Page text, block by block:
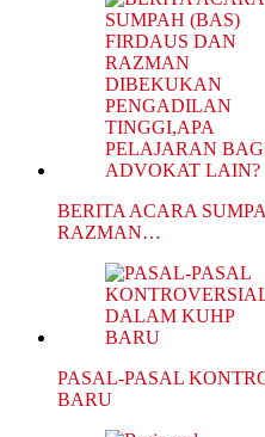
BERITA ACARA
RAZMAN…
PASAL-PASAL
BARU